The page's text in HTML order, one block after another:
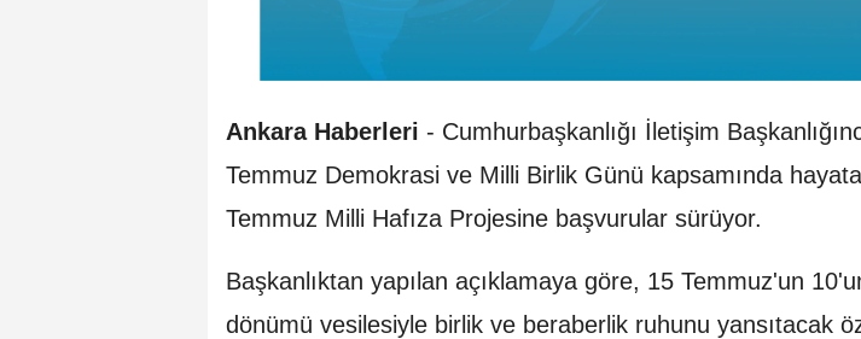
Ankara Haberleri - Cumhurbaşkanlığı İletişim
Temmuz Demokrasi ve Milli Birlik Günü kapsamında
Temmuz Milli Hafıza Projesine başvurular sürüyor.
Başkanlıktan yapılan açıklamaya göre, 15 Temmuz'un
dönümü vesilesiyle birlik ve beraberlik ruhunu yansıtacak